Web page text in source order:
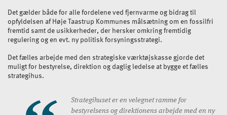
Det gælder både for alle fordelene ved fjernvarme og bidrag til
opfyldelsen af Høje Taastrup Kommunes målsætning om en fossilfri
fremtid samt de usikkerheder, der hersker omkring fremtidig
regulering og en evt. ny politisk forsyningsstrategi.
Det fælles arbejde med den strategiske værktøjskasse gjorde det
muligt for bestyrelse, direktion og daglig ledelse at bygge et fælles
strategihus.
Strategihuset er en velegnet ramme for
bestyrelsens og direktionens arbejde med en ny